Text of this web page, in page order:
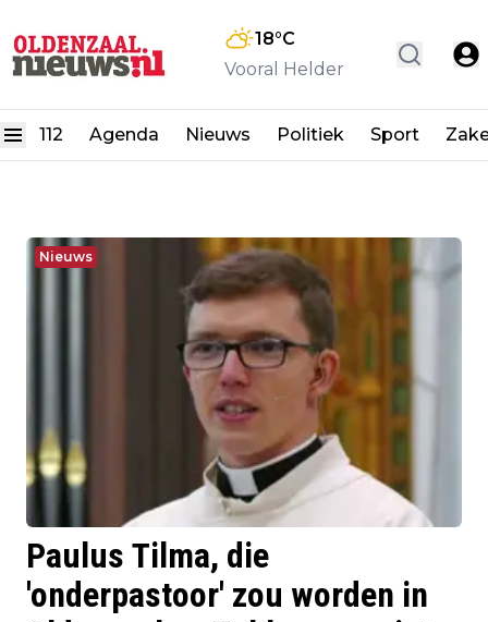
18°C
Vooral Helder
112 Agenda Nieuws Politiek Sport
Nieuws
Paulus Tilma, die
'onderpastoor' zou worden in